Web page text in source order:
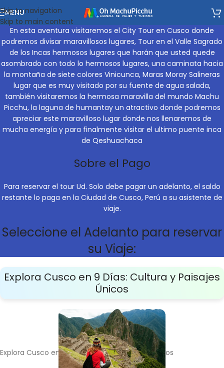
Skip to navigation
Skip to main content
MENU
En esta aventura visitaremos el City Tour en Cusco donde
podremos divisar maravillosos lugares, Tour en el Valle Sagrado
de los Incas hermosos lugares que harán que usted quede
asombrado con todo lo hermosos lugares, una caminata hacia
la montaña de siete colores Vinicunca, Maras Moray Salineras
lugar que es muy visitado por su fuente de agua salada,
también visitaremos la hermosa maravilla del mundo Machu
Picchu, la laguna de humantay un atractivo donde podremos
apreciar este maravilloso lugar donde nos llenaremos de
mucha energía y para finalmente visitar el ultimo puente inca
de Qeshuachaca
Sobre el Pago
Para reservar el tour Ud. Solo debe pagar un adelanto, el saldo
restante lo paga en la Ciudad de Cusco, Perú a su asistente de
viaje.
Seleccione el Adelanto para reservar
su Viaje:
Explora Cusco en 9 Días: Cultura y Paisajes
Únicos
Explora Cusco en 9 Días: Cultura y Paisajes Únicos